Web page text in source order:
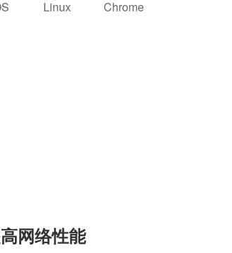
Linux Chrome
网络性能